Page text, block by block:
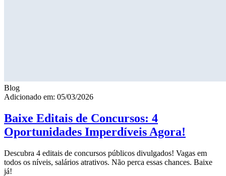
Blog
Adicionado em: 05/03/2026
Baixe Editais de Concursos: 4
Oportunidades Imperdíveis Agora!
Descubra 4 editais de concursos públicos divulgados! Vagas em
todos os níveis, salários atrativos. Não perca essas chances. Baixe
já!